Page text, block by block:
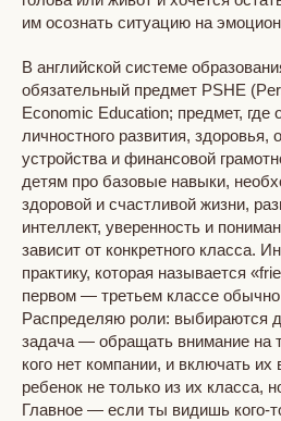
им осознать ситуацию на
В английской системе
обязательный предмет PSHE
Economic Education; предмет,
личностного развития, здоровья,
устройства и финансовой
детям про базовые навыки,
здоровой и счастливой жизни,
интеллект, уверенность и
зависит от конкретного класса.
практику, которая называется
первом — третьем классе
Распределяю роли: выбираются
задача — обращать внимание на
кого нет компании, и включать
ребенок не только из их класса,
Главное — если ты видишь кого-